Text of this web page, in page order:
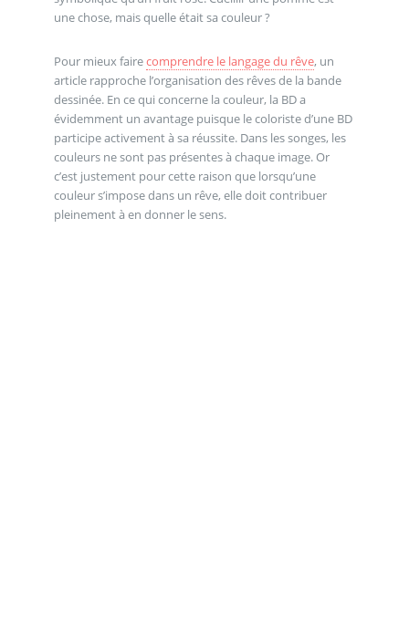
une chose, mais quelle était sa couleur ?
Pour mieux fairecomprendre le langage du rêve, un
article rapproche l’organisation des rêves de la bande
dessinée. En ce qui concerne la couleur, la BD a
évidemment un avantage puisque le coloriste d’une BD
participe activement à sa réussite. Dans les songes, les
couleurs ne sont pas présentes à chaque image. Or
c’est justement pour cette raison que lorsqu’une
couleur s’impose dans un rêve, elle doit contribuer
pleinement à en donner le sens.